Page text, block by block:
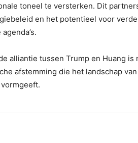
toneel te versterken. Dit
en het potentieel voor
alliantie tussen Trump en Huang
afstemming die het landschap